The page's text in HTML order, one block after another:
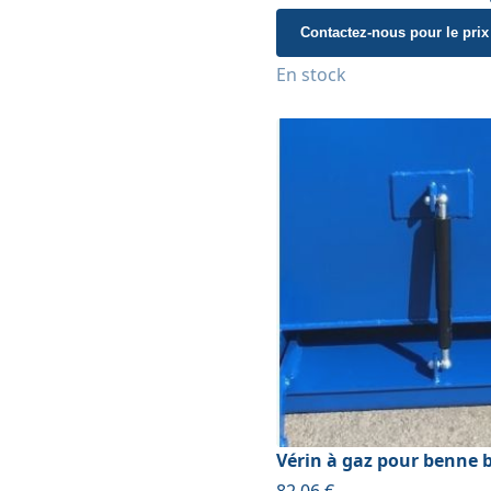
Contactez-nous pour le prix
En stock
Vérin à gaz pour benne